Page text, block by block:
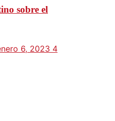
sobre el
6, 2023 4